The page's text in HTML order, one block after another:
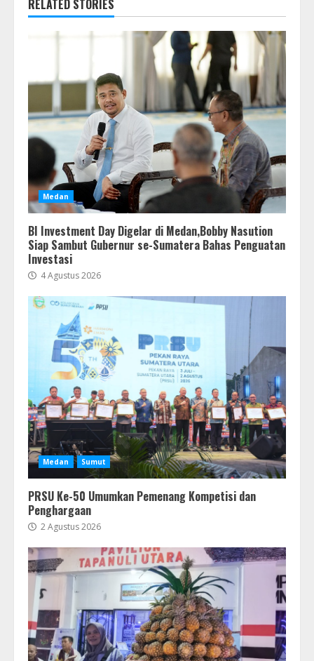
RELATED STORIES
Medan
BI Investment Day Digelar di Medan,Bobby Nasution
Siap Sambut Gubernur se-Sumatera Bahas Penguatan
Investasi
4 Agustus 2026
Medan Sumut
PRSU Ke-50 Umumkan Pemenang Kompetisi dan
Penghargaan
2 Agustus 2026